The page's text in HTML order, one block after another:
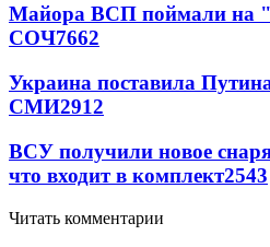
Майора ВСП поймали на
СОЧ7662
Украина поставила
СМИ2912
ВСУ получили новое
что входит в комплект2543
Читать комментарии